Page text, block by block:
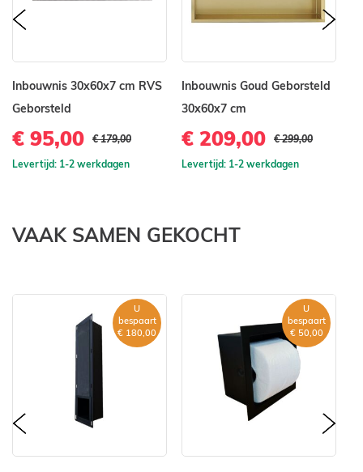
Inbouwnis 30x60x7 cm RVS
Geborsteld
€ 95,00 € 179,00
Levertijd: 1-2 werkdagen
Inbouwnis Goud Geborsteld
30x60x7 cm
€ 209,00 € 299,00
Levertijd: 1-2 werkdagen
VAAK SAMEN GEKOCHT
U
bespaart
€ 180,00
U
bespaart
€ 50,00